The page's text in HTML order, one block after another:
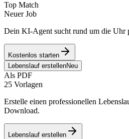
Top Match
Neuer Job
Dein KI-Agent sucht rund um die Uhr
Kostenlos starten
Lebenslauf erstellenNeu
Als PDF
25 Vorlagen
Erstelle einen professionellen
Download.
Lebenslauf erstellen